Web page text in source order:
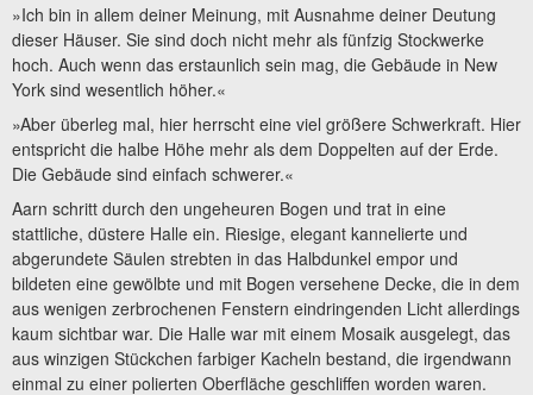
»Ich bin in allem deiner Meinung, mit Ausnahme deiner Deutung
dieser Häuser. Sie sind doch nicht mehr als fünfzig Stockwerke
hoch. Auch wenn das erstaunlich sein mag, die Gebäude in New
York sind wesentlich höher.«
»Aber überleg mal, hier herrscht eine viel größere Schwerkraft. Hier
entspricht die halbe Höhe mehr als dem Doppelten auf der Erde.
Die Gebäude sind einfach schwerer.«
Aarn schritt durch den ungeheuren Bogen und trat in eine
stattliche, düstere Halle ein. Riesige, elegant kannelierte und
abgerundete Säulen strebten in das Halbdunkel empor und
bildeten eine gewölbte und mit Bogen versehene Decke, die in dem
aus wenigen zerbrochenen Fenstern eindringenden Licht allerdings
kaum sichtbar war. Die Halle war mit einem Mosaik ausgelegt, das
aus winzigen Stückchen farbiger Kacheln bestand, die irgendwann
einmal zu einer polierten Oberfläche geschliffen worden waren.